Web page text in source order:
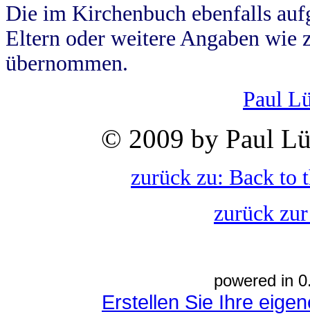
Die im Kirchenbuch ebenfalls
Eltern oder weitere Angaben wie
übernommen.
Paul
© 2009 by Paul
zurück zu: Back to
zurück
powered in
Erstellen Sie Ihre